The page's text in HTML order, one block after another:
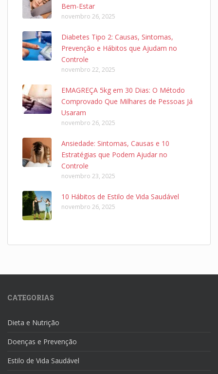
Bem-Estar
novembro 26, 2025
Diabetes Tipo 2: Causas, Sintomas,
Prevenção e Hábitos que Ajudam no
Controle
novembro 22, 2025
EMAGREÇA 5kg em 30 Dias: O Método
Comprovado Que Milhares de Pessoas Já
Usaram
novembro 26, 2025
Ansiedade: Sintomas, Causas e 10
Estratégias que Podem Ajudar no
Controle
novembro 23, 2025
10 Hábitos de Estilo de Vida Saudável
novembro 26, 2025
CATEGORIAS
Dieta e Nutrição
Doenças e Prevenção
Estilo de Vida Saudável